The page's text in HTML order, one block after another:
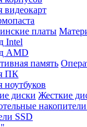
видеокарт
Intel
AMD
ПК
ноутбуков
Жесткие
SSD